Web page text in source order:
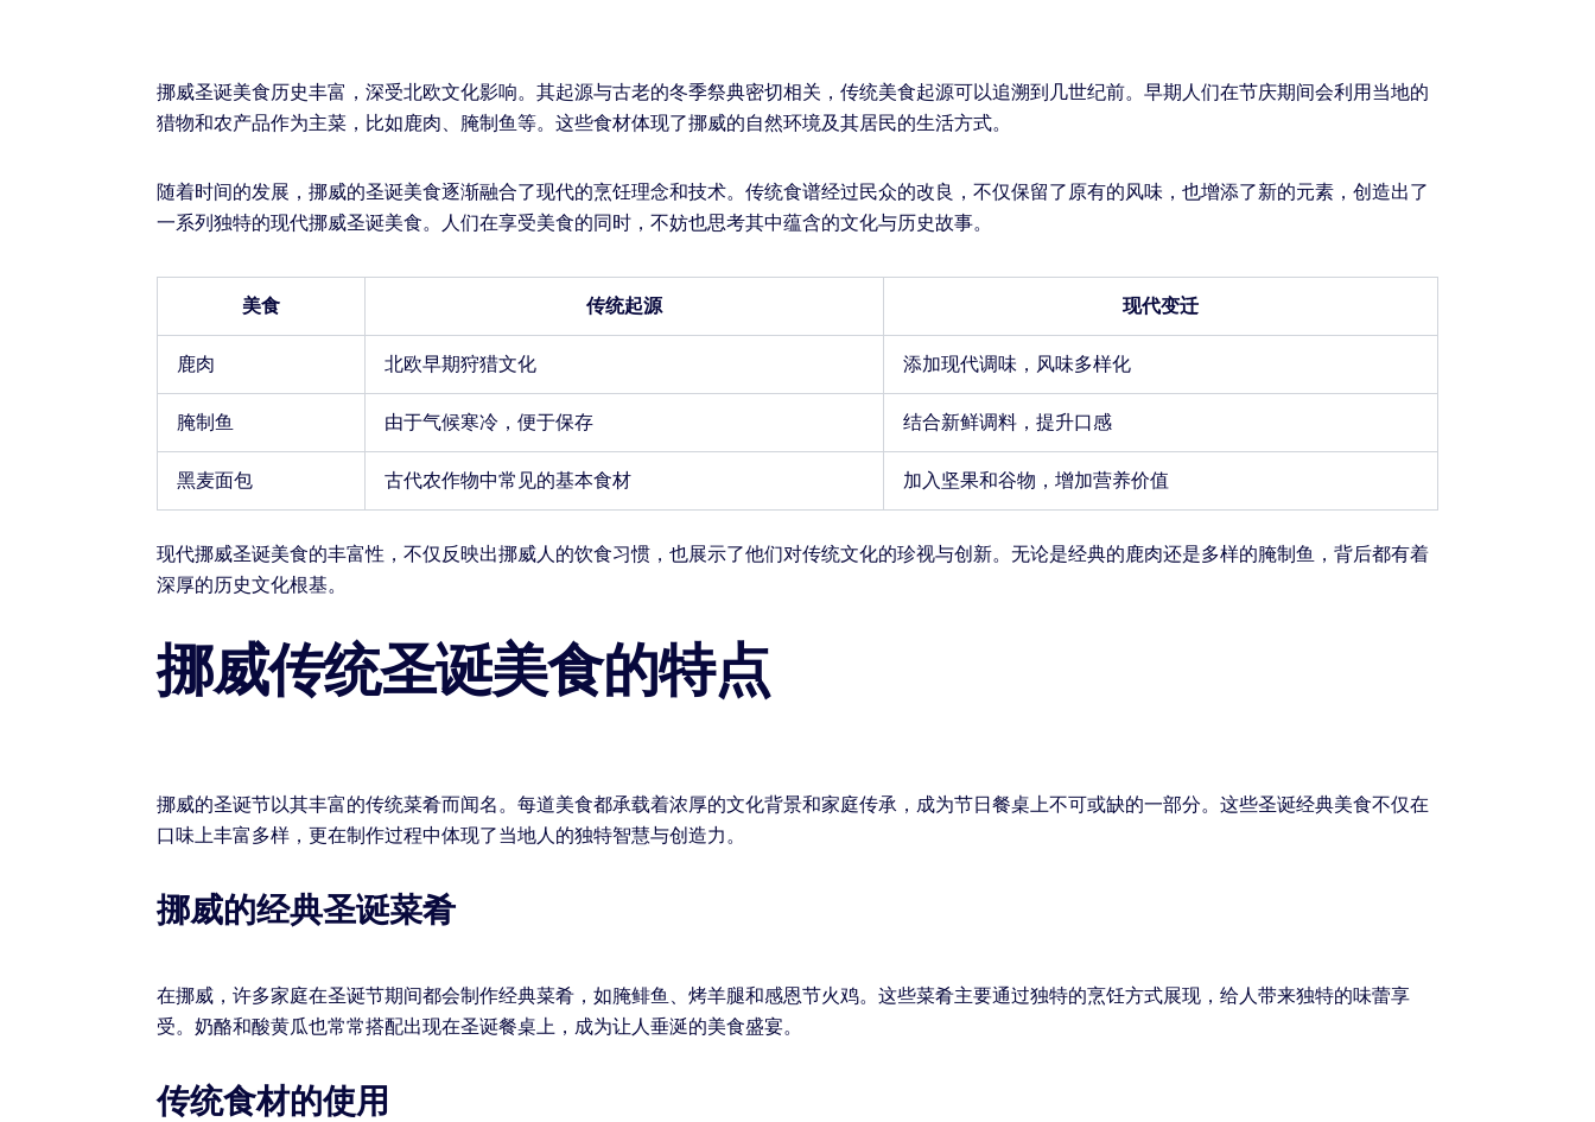
挪威圣诞美食历史丰富，深受北欧文化影响。其起源与古老的冬季祭典密切相关，传统美食起源可以追溯到几世纪前。早期人们在节庆期间会利用当地的
猎物和农产品作为主菜，比如鹿肉、腌制鱼等。这些食材体现了挪威的自然环境及其居民的生活方式。
随着时间的发展，挪威的圣诞美食逐渐融合了现代的烹饪理念和技术。传统食谱经过民众的改良，不仅保留了原有的风味，也增添了新的元素，创造出了
一系列独特的现代挪威圣诞美食。人们在享受美食的同时，不妨也思考其中蕴含的文化与历史故事。
美食 传统起源 现代变迁
鹿肉 北欧早期狩猎文化 添加现代调味，风味多样化
腌制鱼 由于气候寒冷，便于保存 结合新鲜调料，提升口感
黑麦面包 古代农作物中常见的基本食材 加入坚果和谷物，增加营养价值
现代挪威圣诞美食的丰富性，不仅反映出挪威人的饮食习惯，也展示了他们对传统文化的珍视与创新。无论是经典的鹿肉还是多样的腌制鱼，背后都有着
深厚的历史文化根基。
挪威传统圣诞美食的特点
挪威的圣诞节以其丰富的传统菜肴而闻名。每道美食都承载着浓厚的文化背景和家庭传承，成为节日餐桌上不可或缺的一部分。这些圣诞经典美食不仅在
口味上丰富多样，更在制作过程中体现了当地人的独特智慧与创造力。
挪威的经典圣诞菜肴
在挪威，许多家庭在圣诞节期间都会制作经典菜肴，如腌鲱鱼、烤羊腿和感恩节火鸡。这些菜肴主要通过独特的烹饪方式展现，给人带来独特的味蕾享
受。奶酪和酸黄瓜也常常搭配出现在圣诞餐桌上，成为让人垂涎的美食盛宴。
传统食材的使用